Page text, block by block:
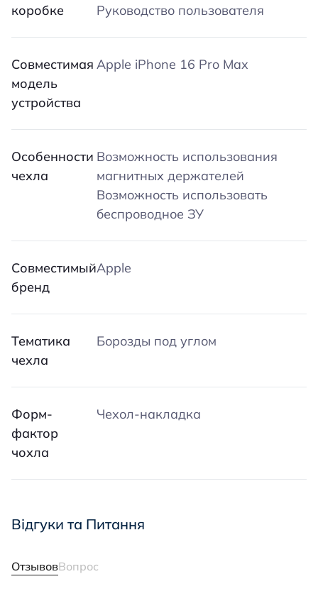
коробке
Руководство пользователя
Совместимая
модель
устройства
Apple iPhone 16 Pro Max
Особенности
чехла
Возможность использования
магнитных держателей
Возможность использовать
беспроводное ЗУ
Совместимый
бренд
Apple
Тематика
чехла
Борозды под углом
Форм-
фактор
чохла
Чехол-накладка
Відгуки та Питання
ОтзывовВопрос